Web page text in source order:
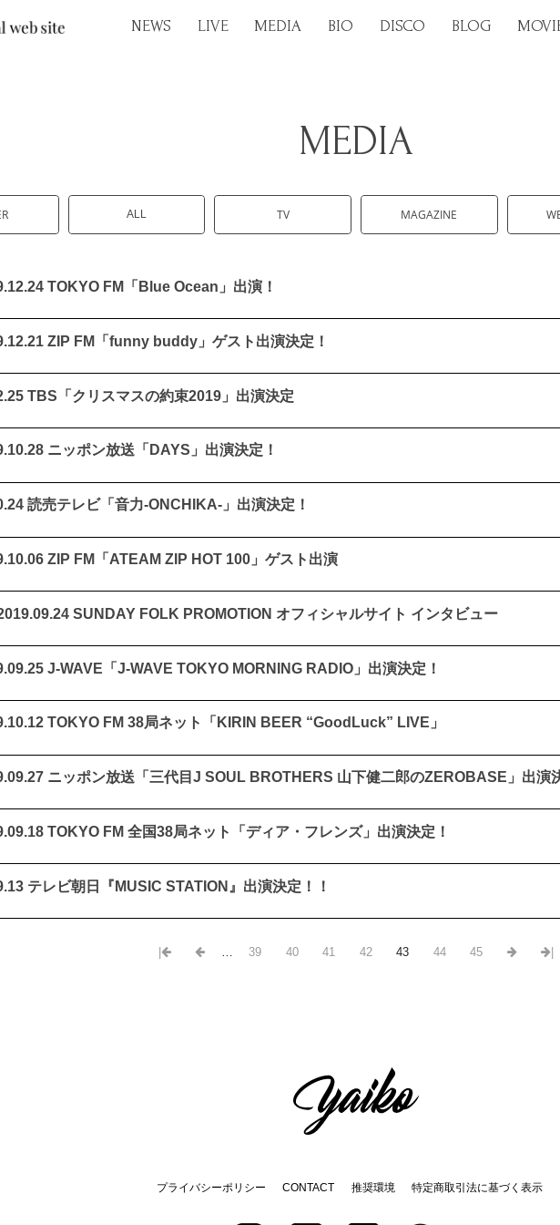
NEWS LIVE MEDIA BIO DISCO BLOG
MEDIA
ALL TV MAGAZINE
TOKYO FM「Blue Ocean」出演！
ZIP FM「funny buddy」ゲスト出演決定！
TBS「クリスマスの約束2019」出演決定
ニッポン放送「DAYS」出演決定！
読売テレビ「音力-ONCHIKA-」出演決定！
ZIP FM「ATEAM ZIP HOT 100」ゲスト出演
SUNDAY FOLK PROMOTION オフィシャルサイト インタビュー
J-WAVE「J-WAVE TOKYO MORNING RADIO」出演決定！
TOKYO FM 38局ネット「KIRIN BEER “GoodLuck” LIVE」
ニッポン放送「三代目J SOUL BROTHERS 山下健二郎のZEROBASE」出演
TOKYO FM 全国38局ネット「ディア・フレンズ」出演決定！
テレビ朝日『MUSIC STATION』出演決定！！
39 40 41 42 43 44 45
プライバシーポリシー CONTACT 推奨環境 特定商取引法に基づく表示